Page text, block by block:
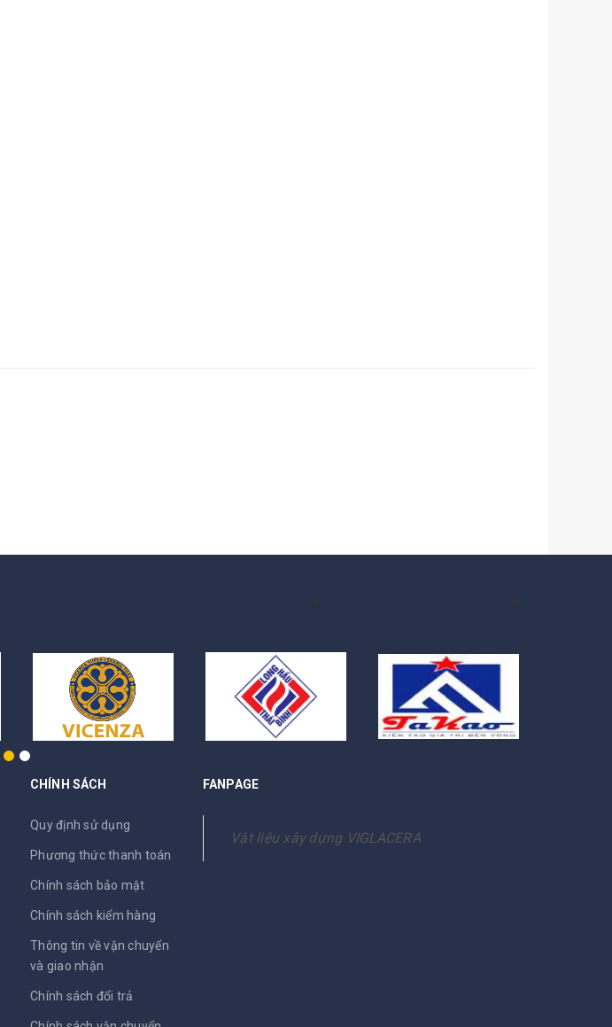
CHÍNH SÁCH
Quy định sử dụng
Phương thức thanh toán
Chính sách bảo mật
Chính sách kiểm hàng
Thông tin về vận chuyển
và giao nhận
Chính sách đổi trả
FANPAGE
Vật liệu xây dựng VIGLACERA